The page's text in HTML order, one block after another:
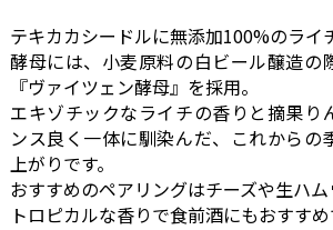
テキカカシードルに無添加100%のライ
酵母には、小麦原料の白ビール醸造の
『ヴァイツェン酵母』を採用。
エキゾチックなライチの香りと摘果り
ンス良く一体に馴染んだ、これからの
上がりです。
おすすめのペアリングはチーズや生ハム
トロピカルな香りで食前酒にもおすす